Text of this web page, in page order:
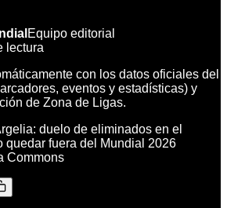
Equipo editorial
lectura
con los datos oficiales del
eventos y estadísticas) y
de Zona de Ligas.
Commons